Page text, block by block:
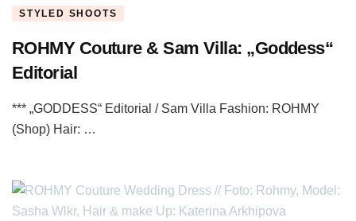
STYLED SHOOTS
ROHMY Couture & Sam Villa: „Goddess“
Editorial
*** „GODDESS“ Editorial / Sam Villa Fashion: ROHMY
(Shop) Hair: …